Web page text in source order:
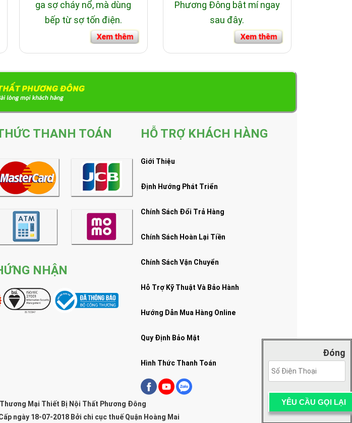
ga sợ cháy nổ, mà dùng
bếp từ sợ tốn điện.
Phương Đông bật mí ngay
sau đây.
THANH TOÁN
NHẬN
HỖ TRỢ KHÁCH HÀNG
Giới Thiệu
Định Hướng Phát Triển
Chính Sách Đổi Trả Hàng
Chính Sách Hoàn Lại Tiền
Chính Sách Vận Chuyển
Hỗ Trợ Kỹ Thuật Và Bảo Hành
Hướng Dẫn Mua Hàng Online
Quy Định Bảo Mật
Hình Thức Thanh Toán
Mại Thiết Bị Nội Thất Phương Đông
ngày 18-07-2018 Bởi chi cục thuế Quận Hoàng Mai
Đóng